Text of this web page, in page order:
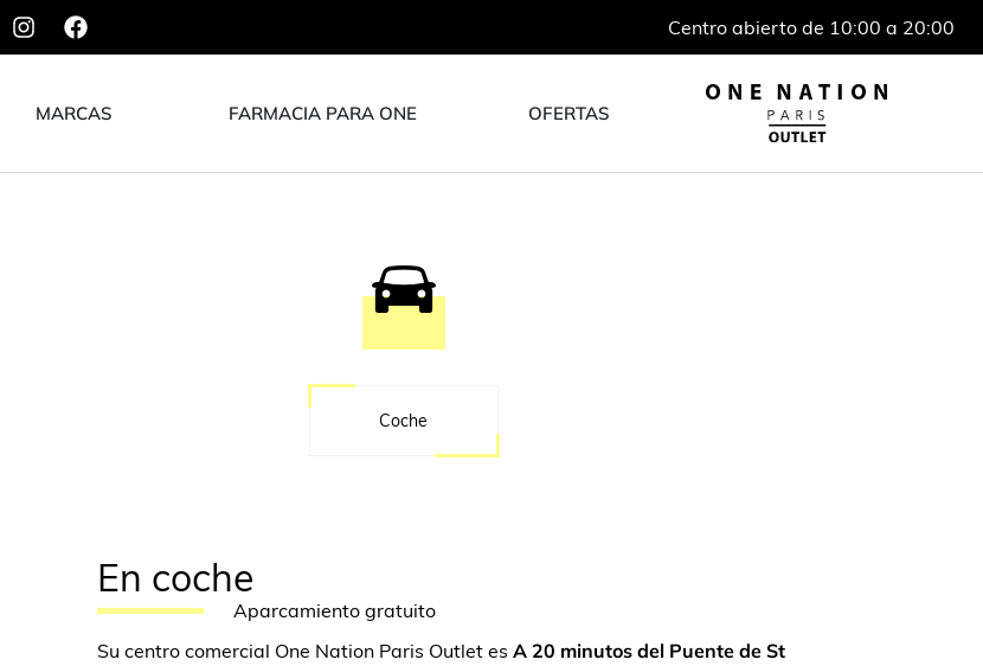
Centro abierto de 10:00 a 20:00
MARCAS FARMACIA PARA ONE OFERTAS
Coche
En coche
Aparcamiento gratuito
Su centro comercial One Nation Paris Outlet es A 20 minutos del Puente de St